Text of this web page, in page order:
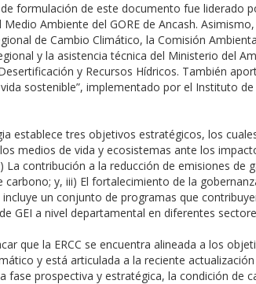
formulación de este documento fue liderado
Medio Ambiente del GORE de Ancash.
de Cambio Climático, la Comisión
y la asistencia técnica del Ministerio del
y Recursos Hídricos. También
sostenible”, implementado por el Instituto
establece tres objetivos estratégicos, los
medios de vida y ecosistemas ante los
La contribución a la reducción de emisiones de
carbono; y, iii) El fortalecimiento de la
incluye un conjunto de programas que
GEI a nivel departamental en diferentes
que la ERCC se encuentra alineada a los
y está articulada a la reciente
fase prospectiva y estratégica, la condición de